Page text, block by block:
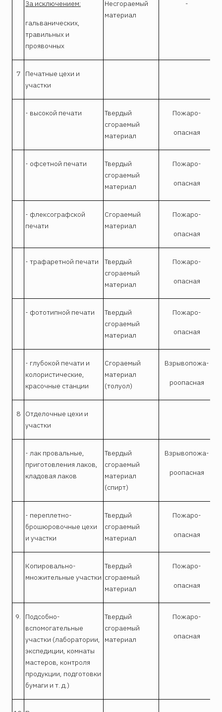
За исключением:
гальванических,
травильных и
проявочных
Несгораемый
материал
-
7
Печатные цехи и
участки
- высокой печати
Твердый
сгораемый
материал
Пожаро-
опасная
- офсетной печати
Твердый
сгораемый
материал
Пожаро-
опасная
- флексографской
печати
Сгораемый
материал
Пожаро-
опасная
- трафаретной печати
Твердый
сгораемый
материал
Пожаро-
опасная
- фототипной печати
Твердый
сгораемый
материал
Пожаро-
опасная
- глубокой печати и
колористические,
красочные станции
Сгораемый
материал
(толуол)
Взрывопожа-
роопасная
8
Отделочные цехи и
участки
- лак провальные,
приготовления лаков,
кладовая лаков
Твердый
сгораемый
материал
(спирт)
Взрывопожа-
роопасная
- переплетно-
брошюровочные цехи
и участки
Твердый
сгораемый
материал
Пожаро-
опасная
Копировально-
множительные участки
Твердый
сгораемый
материал
Пожаро-
опасная
9.
Подсобно-
вспомогательные
участки (лаборатории,
экспедиции, комнаты
мастеров, контроля
продукции, подготовки
бумаги и т. д.)
Твердый
сгораемый
материал
Пожаро-
опасная